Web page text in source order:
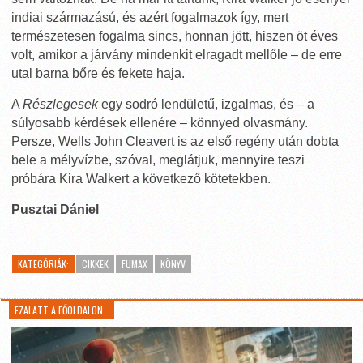
indiai származású, és azért fogalmazok így, mert
természetesen fogalma sincs, honnan jött, hiszen öt éves
volt, amikor a járvány mindenkit elragadt mellőle – de erre
utal barna bőre és fekete haja.
ARészlegesekegy sodró lendületű, izgalmas, és – a
súlyosabb kérdések ellenére – könnyed olvasmány.
Persze, Wells John Cleavert is az első regény után dobta
bele a mélyvízbe, szóval, meglátjuk, mennyire teszi
próbára Kira Walkert a következő kötetekben.
Pusztai Dániel
KATEGÓRIÁK: CIKKEK FUMAX KÖNYV
EZALATT A FŐOLDALON…